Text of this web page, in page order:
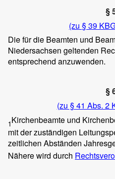
§
(zu § 39
Die für die Beamten und
Niedersachsen geltenden
entsprechend anzuwenden.
§
(zu § 41 Abs. 2
1Kirchenbeamte und
mit der zuständigen
zeitlichen Abständen
Nähere wird durch